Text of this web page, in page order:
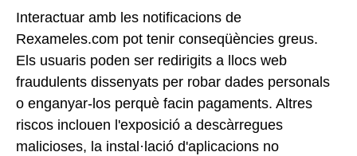
Interactuar amb les notificacions de
Rexameles.com pot tenir conseqüències greus.
Els usuaris poden ser redirigits a llocs web
fraudulents dissenyats per robar dades personals
o enganyar-los perquè facin pagaments. Altres
riscos inclouen l'exposició a descàrregues
malicioses, la instal·lació d'aplicacions no